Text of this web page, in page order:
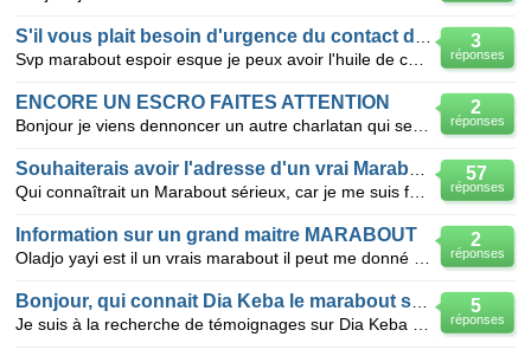
3
réponses
2
réponses
ENCORE UN ESCRO FAITES ATTENTION
57
réponses
2
réponses
Information sur un grand maitre MARABOUT
5
réponses